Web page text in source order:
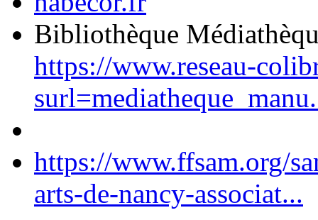
Bibliothèque
https://www.reseau-
https://www.ffsam.org/
arts-de-nancy-associat...